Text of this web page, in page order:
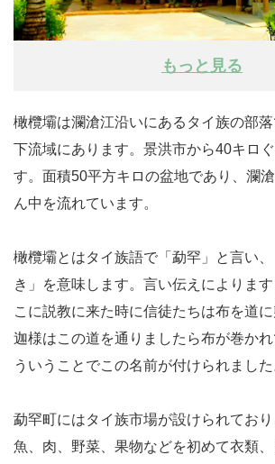
もっと見る
橄欖壩は瀾滄江沿いにあるタイ族の部
下流域にあります。景洪市から40キロ
す。面積50平方キロの盆地であり、瀾
ん中を流れています。
橄欖壩とはタイ族語で「勐罕」と言い
き」を意味します。言い伝えによりま
こに説教に来た時に信徒たちは布を道
迦様はこの道を通りましたら布が巻か
ういうことでこの名前が付けられました
勐罕町にはタイ族市場が設けられてお
魚、肉、野菜、果物などを初めて衣類